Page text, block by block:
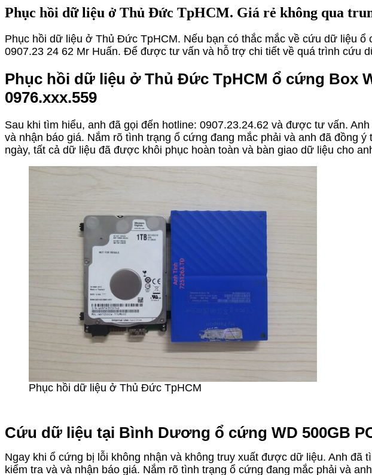
Phục hồi dữ liệu ở Thủ Đức TpHCM. Giá rẻ không qua
Phục hồi dữ liệu ở Thủ Đức TpHCM. Nếu bạn có thắc mắc về cứu dữ liệu
0907.23 24 62 Mr Huấn. Để được tư vấn và hỗ trợ chi tiết về quá trình cứu
Phục hồi dữ liệu ở Thủ Đức TpHCM ổ cứng Box
0976.xxx.559
Sau khi tìm hiểu, anh đã gọi đến hotline: 0907.23.24.62 và được tư vấn.
và nhận báo giá. Nắm rõ tình trạng ổ cứng đang mắc phải và anh đã đồng
ngày, tất cả dữ liệu đã được khôi phục hoàn toàn và bàn giao dữ liệu cho
Phục hồi dữ liệu ở Thủ Đức TpHCM
Cứu dữ liệu tại Bình Dương ổ cứng WD 500GB
Ngay khi ổ cứng bị lỗi không nhận và không truy xuất được dữ liệu. Anh
kiểm tra và và nhận báo giá. Nắm rõ tình trạng ổ cứng đang mắc phải và